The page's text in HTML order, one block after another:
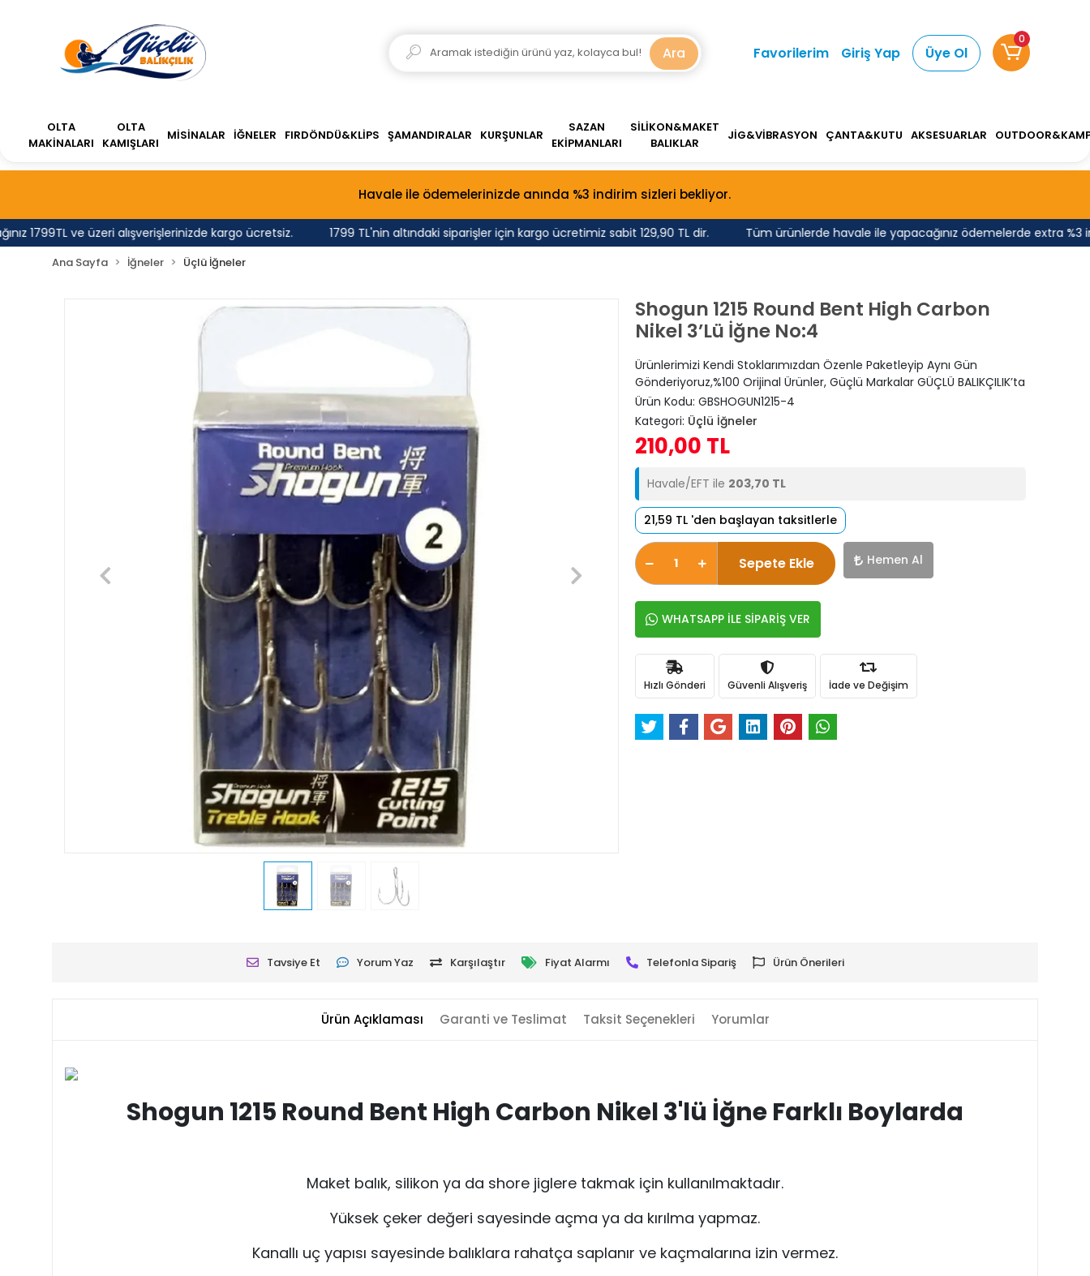
Havale ile ödemelerinizde anında %3 indirim sizleri bekliyor.
1799TL ve üzeri alışverişlerinizde kargo ücretsiz. 1799 TL'nin altındaki siparişler için kargo ücretimiz sabit 129,90 TL dir. Tüm ürünlerde havale ile yapacağınız ödemelerde extra %3
Ara Favorilerim Giriş Yap Üye Ol
0
OLTA
MAKİNALARI
OLTA
KAMIŞLARI
MİSİNALAR İĞNELER FIRDÖNDÜ&KLİPS ŞAMANDIRALAR KURŞUNLAR
SAZAN
EKİPMANLARI
SİLİKON&MAKET
BALIKLAR
JİG&VİBRASYON ÇANTA&KUTU AKSESUARLAR
Ana Sayfa İğneler Üçlü İğneler
Shogun 1215 Round Bent High Carbon
Nikel 3’Lü İğne No:4
Ürünlerimizi Kendi Stoklarımızdan Özenle Paketleyip Aynı Gün
Gönderiyoruz,%100 Orijinal Ürünler, Güçlü Markalar GÜÇLÜ BALIKÇILIK’ta
Ürün Kodu: GBSHOGUN1215-4
Kategori: Üçlü İğneler
210,00 TL
Havale/EFT ile 203,70 TL
21,59 TL 'den başlayan taksitlerle
Sepete Ekle Hemen Al
WHATSAPP İLE SİPARİŞ VER
Hızlı Gönderi Güvenli Alışveriş İade ve Değişim
Tavsiye Et Yorum Yaz Karşılaştır Fiyat Alarmı Telefonla Sipariş Ürün Önerileri
Ürün Açıklaması Garanti ve Teslimat Taksit Seçenekleri Yorumlar
Shogun 1215 Round Bent High Carbon Nikel 3'lü İğne Farklı Boylarda
Maket balık, silikon ya da shore jiglere takmak için kullanılmaktadır.
Yüksek çeker değeri sayesinde açma ya da kırılma yapmaz.
Kanallı uç yapısı sayesinde balıklara rahatça saplanır ve kaçmalarına izin vermez.